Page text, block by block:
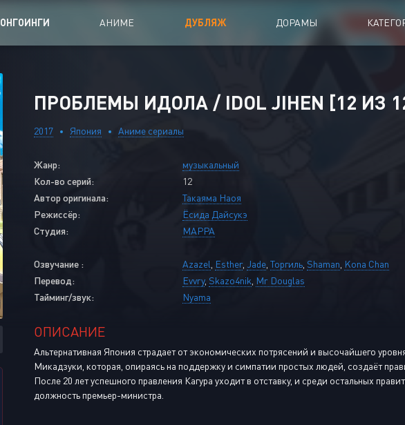
ОНГОИНГИ АНИМЕ ДУБЛЯЖ ДОРАМЫ
Аниме сериалы
Аниме Фильмы
ПРОБЛЕМЫ ИДОЛА / IDOL JIHEN [12 ИЗ
2017 Япония Аниме сериалы
Жанр:
музыкальный
Кол-во серий:
12
Автор оригинала:
Такаяма Наоя
Режиссёр:
Ёсида Дайсукэ
Студия:
MAPPA
Озвучание : Azazel Esther, Jade Торгиль Shaman Kona Chan
Перевод:
Evvry, Skazo4nik Mr Douglas
Тайминг/звук:
Nyama
ОПИСАНИЕ
Альтернативная Япония страдает от экономических потрясений и высочайшего
Микадзуки, которая, опираясь на поддержку и симпатии простых людей, создаёт
После 20 лет успешного правления Кагура уходит в отставку, и среди остальных
должность премьер-министра.